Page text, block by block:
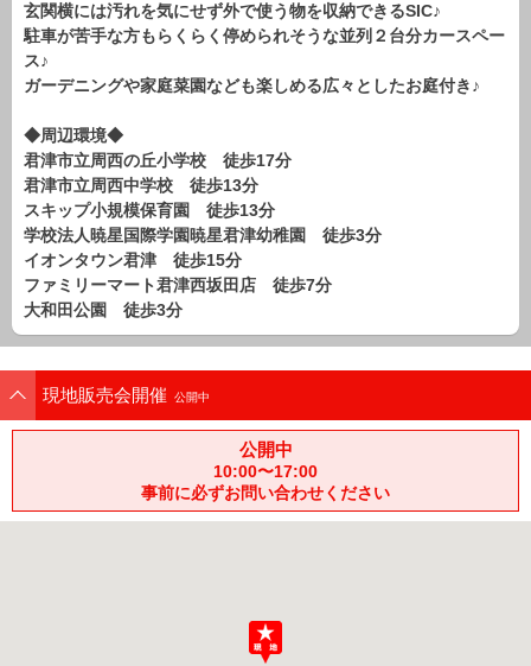
玄関横には汚れを気にせず外で使う物を収納できるSIC♪
駐車が苦手な方もらくらく停められそうな並列２台分カースペー
ス♪
ガーデニングや家庭菜園なども楽しめる広々としたお庭付き♪
◆周辺環境◆
君津市立周西の丘小学校 徒歩17分
君津市立周西中学校 徒歩13分
スキップ小規模保育園 徒歩13分
学校法人暁星国際学園暁星君津幼稚園 徒歩3分
イオンタウン君津 徒歩15分
ファミリーマート君津西坂田店 徒歩7分
大和田公園 徒歩3分
現地販売会開催 公開中
公開中
10:00〜17:00
事前に必ずお問い合わせください
中古一戸建
エリアから探す
路線から探す
マンション
エリアから探す
路線から探す
土 地
エリアから探す
路線から探す
エリアから物件検索
松戸･柏方面エリア
松戸･柏方面エリアの新築一戸建
松戸･柏方面エリアの中古一戸建
成田･銚子方面エリア
四街道･佐倉･八千代方面エリア